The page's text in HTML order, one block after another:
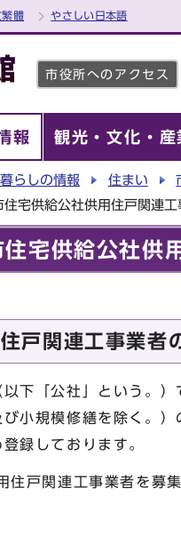
繁體 やさしい日本語
市役所へのアクセス
報 観光・文化・産
暮らしの情報 住まい
宅供給公社供用住戸関連
宅供給公社供
戸関連工事業者
下「公社」という。）
小規模修繕を除く。）
録しております。
戸関連工事業者を募